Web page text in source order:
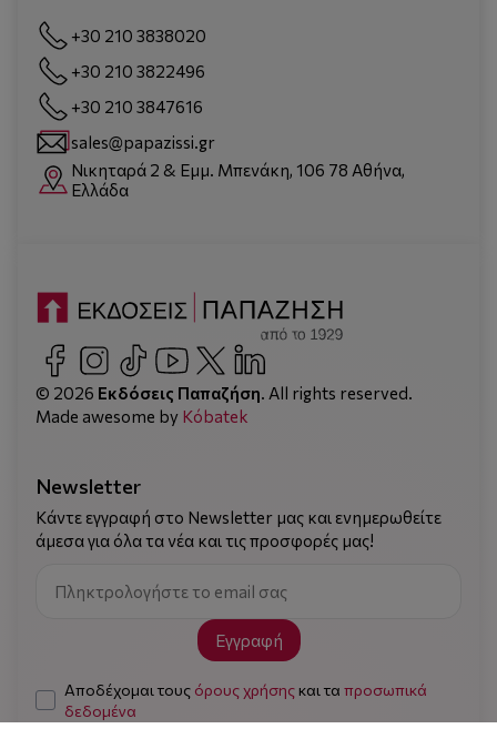
+30 210 3838020
+30 210 3822496
+30 210 3847616
sales@papazissi.gr
Νικηταρά 2 & Εμμ. Μπενάκη, 106 78 Αθήνα,
Ελλάδα
© 2026 Εκδόσεις Παπαζήση. All rights reserved.
Made awesome by Kόbatek
Newsletter
Κάντε εγγραφή στο Newsletter μας και ενημερωθείτε
άμεσα για όλα τα νέα και τις προσφορές μας!
Εγγραφή
Αποδέχομαι τους όρους χρήσηςκαι τα προσωπικά
δεδομένα